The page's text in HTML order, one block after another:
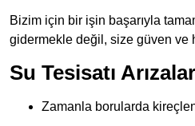
Bizim için bir işin başarıyla
gidermekle değil, size güven ve
Su Tesisatı
Zamanla borularda